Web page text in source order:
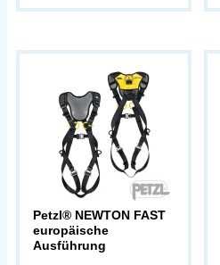
Petzl® NEWTON FAST
europäische
Ausführung